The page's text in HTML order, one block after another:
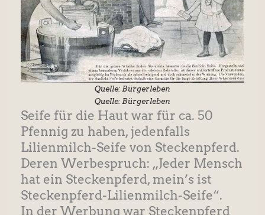
Quelle: Bürgerleben
Quelle: Bürgerleben
Seife für die Haut war für ca. 50
Pfennig zu haben, jedenfalls
Lilienmilch-Seife von Steckenpferd.
Deren Werbespruch: „Jeder Mensch
hat ein Steckenpferd, mein’s ist
Steckenpferd-Lilienmilch-Seife“.
In der Werbung war Steckenpferd